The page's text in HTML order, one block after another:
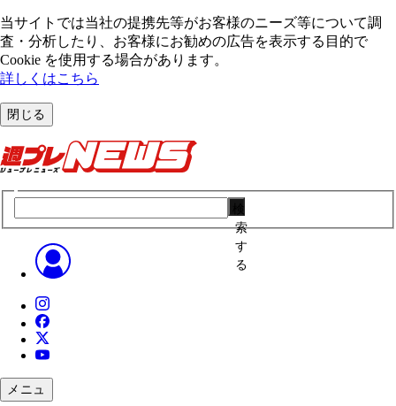
当サイトでは当社の提携先等がお客様のニーズ等について調
査・分析したり、お客様にお勧めの広告を表⽰する⽬的で
Cookie を使⽤する場合があります。
詳しくはこちら
閉じる
索
す
る
メニュ